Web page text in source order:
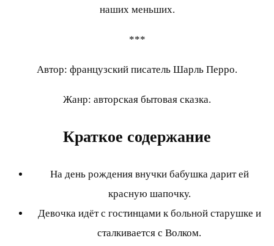
наших меньших.
***
Автор: французский писатель Шарль Перро.
Жанр: авторская бытовая сказка.
Краткое содержание
На день рождения внучки бабушка дарит ей
красную шапочку.
Девочка идёт с гостинцами к больной старушке и
сталкивается с Волком.